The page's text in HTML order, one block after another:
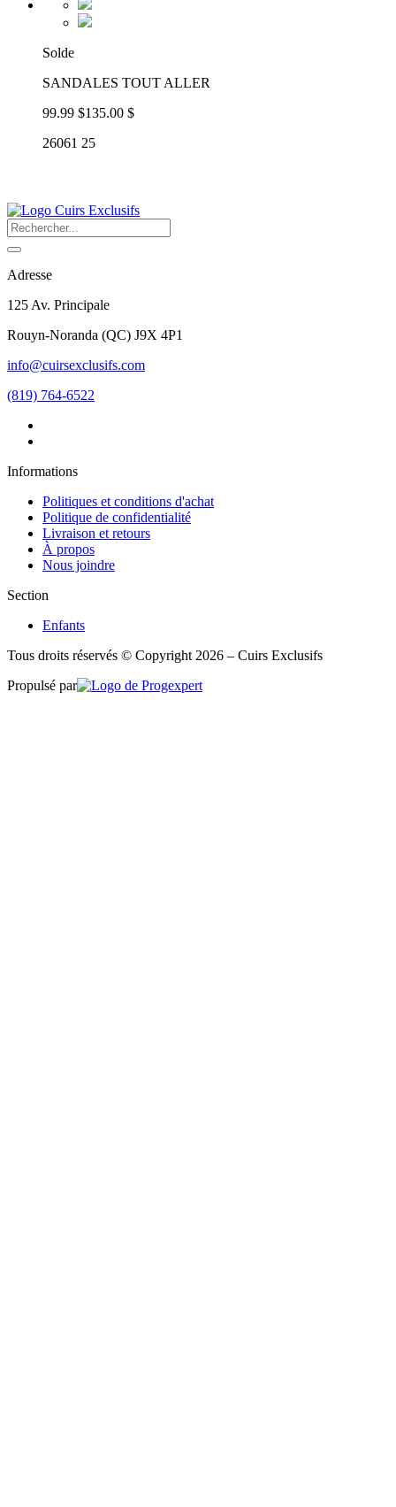
Solde
SANDALES TOUT ALLER
99.99 $135.00 $
26061 25
Adresse
125 Av. Principale
Rouyn-Noranda (QC) J9X 4P1
info@cuirsexclusifs.com
(819) 764-6522
Informations
Politiques et conditions d'achat
Politique de confidentialité
Livraison et retours
À propos
Nous joindre
Section
Enfants
Tous droits réservés © Copyright 2026 – Cuirs Exclusifs
Propulsé par